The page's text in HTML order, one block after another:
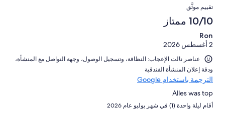
تقييم موثَّق
10/10 ممتاز
Ron
2 أغسطس 2026
عناصر نالت الإعجاب: ⁦النظافة⁩، و⁦تسجيل الوصول⁩، و⁦جهة التواصل مع المنشأة⁩،
و⁦دقة إعلان المنشأة الفندقية⁩
الترجمة باستخدام Google
Alles was top
أقام ليلة واحدة (1) في شهر يوليو عام 2026